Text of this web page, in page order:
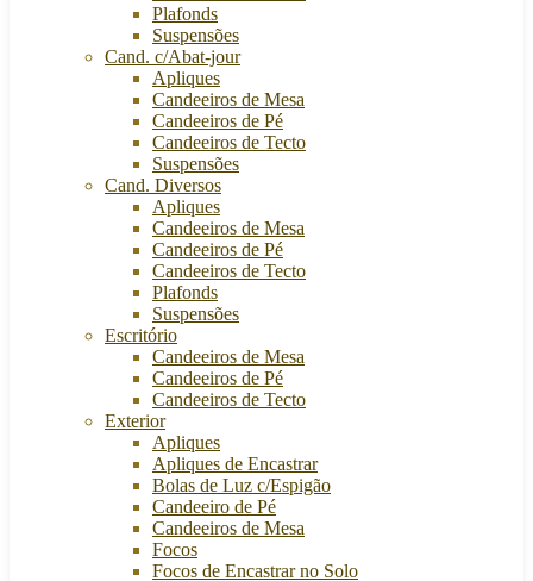
Plafonds
Suspensões
Cand. c/Abat-jour
Apliques
Candeeiros de Mesa
Candeeiros de Pé
Candeeiros de Tecto
Suspensões
Cand. Diversos
Apliques
Candeeiros de Mesa
Candeeiros de Pé
Candeeiros de Tecto
Plafonds
Suspensões
Escritório
Candeeiros de Mesa
Candeeiros de Pé
Candeeiros de Tecto
Exterior
Apliques
Apliques de Encastrar
Bolas de Luz c/Espigão
Candeeiro de Pé
Candeeiros de Mesa
Focos
Focos de Encastrar no Solo